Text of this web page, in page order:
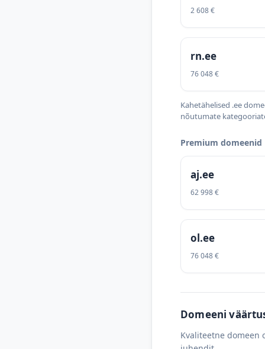
2 608 €
rn.ee
76 048 €
Kahetähelised .ee
nõutumate
Premium domeenid
aj.ee
62 998 €
ol.ee
76 048 €
Domeeni
Kvaliteetne domeen